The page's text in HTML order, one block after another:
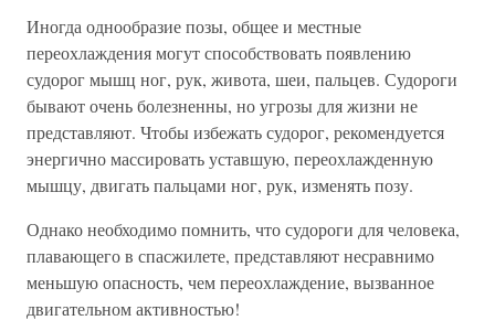
Иногда однообразие позы, общее и местные
переохлаждения могут способствовать появлению
судорог мышц ног, рук, живота, шеи, пальцев. Судороги
бывают очень болезненны, но угрозы для жизни не
представляют. Чтобы избежать судорог, рекомендуется
энергично массировать уставшую, переохлажденную
мышцу, двигать пальцами ног, рук, изменять позу.
Однако необходимо помнить, что судороги для человека,
плавающего в спасжилете, представляют несравнимо
меньшую опасность, чем переохлаждение, вызванное
двигательном активностью!